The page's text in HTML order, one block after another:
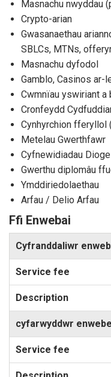
Masnachu nwyddau
Crypto-arian
Gwasanaethau
SBLCs, MTNs,
Masnachu dyfodol
Gamblo, Casinos ar-
Cwmnïau yswiriant a
Cronfeydd
Cynhyrchion fferyllol
Metelau Gwerthfawr
Cyfnewidiadau
Gwerthu diplomâu
Ymddiriedolaethau
Arfau / Delio Arfau
Ffi Enwebai
Cyfranddaliwr
cyfarwyddwr